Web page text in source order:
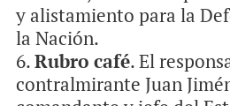
y alistamiento para la
la Nación.
Rubro café. El
contralmirante Juan